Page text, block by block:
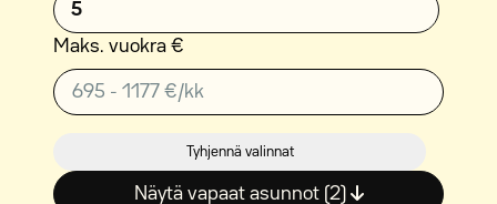
5
Maks. vuokra €
Tyhjennä valinnat
Näytä vapaat asunnot (2)